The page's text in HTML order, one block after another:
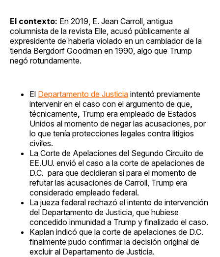
El contexto: En 2019, E. Jean Carroll, antigua
columnista de la revista Elle, acusó públicamente al
expresidente de haberla violado en un cambiador de la
tienda Bergdorf Goodman en 1990, algo que Trump
negó rotundamente.
El Departamento de Justicia intentó previamente
intervenir en el caso con el argumento de que,
técnicamente, Trump era empleado de Estados
Unidos al momento de negar las acusaciones, por
lo que tenía protecciones legales contra litigios
civiles.
La Corte de Apelaciones del Segundo Circuito de
EE.UU. envió el caso a la corte de apelaciones de
D.C. para que decidieran si para el momento de
refutar las acusaciones de Carroll, Trump era
considerado empleado federal.
La jueza federal rechazó el intento de intervención
del Departamento de Justicia, que hubiese
concedido inmunidad a Trump y finalizado el caso.
Kaplan indicó que la corte de apelaciones de D.C.
finalmente pudo confirmar la decisión original de
excluir al Departamento de Justicia.